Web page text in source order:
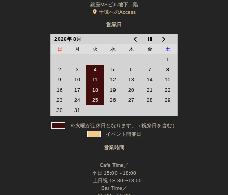
銀座MSビル地下二階
十誡へのAccess
営業日
2026年 8月
日
月 火 水 木 金
土
1
2
3 4 5 6 7
8
9
10 11 12 13 14
15
16
17 18 19 20 21
22
23
24 25 26 27 28
29
30
31
※火曜が定休日となります。（祝祭日を含む）
イベント開催日
営業時間
Cafe Time／
平日 15:00～18:00
土日祝 13:30〜18:00
Bar Time／